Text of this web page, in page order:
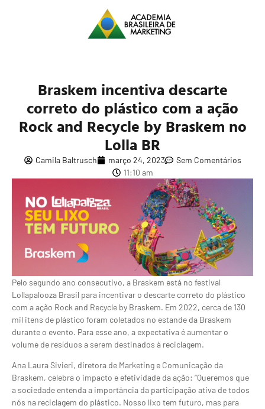
Braskem incentiva descarte
correto do plástico com a ação
Rock and Recycle by Braskem no
Lolla BR
Camila Baltrusch março 24, 2023
Sem Comentários
11:10 am
Pelo segundo ano consecutivo, a Braskem está no festival
Lollapalooza Brasil para incentivar o descarte correto do plástico
com a ação Rock and Recycle by Braskem. Em 2022, cerca de 130
mil itens de plástico foram coletados no estande da Braskem
durante o evento. Para esse ano, a expectativa é aumentar o
volume de resíduos a serem destinados à reciclagem.
Ana Laura Sivieri, diretora de Marketing e Comunicação da
Braskem, celebra o impacto e efetividade da ação: “Queremos que
a sociedade entenda a importância da participação ativa de todos
nós na reciclagem do plástico. Nosso lixo tem futuro, mas para